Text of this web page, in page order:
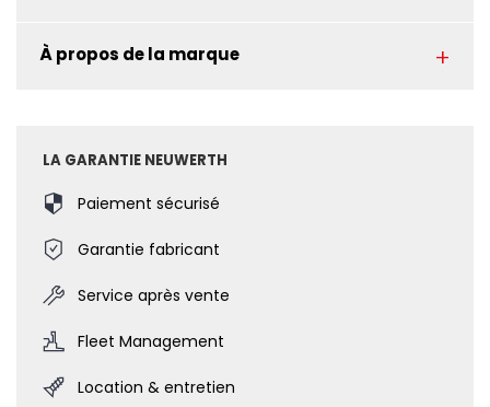
À propos de la marque
LA GARANTIE NEUWERTH
Paiement sécurisé
Garantie fabricant
Service après vente
Fleet Management
Location & entretien